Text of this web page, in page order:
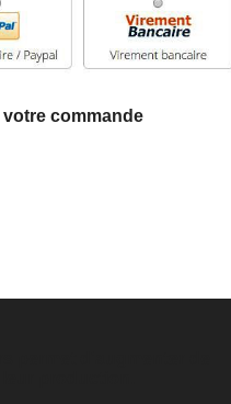
votre commande